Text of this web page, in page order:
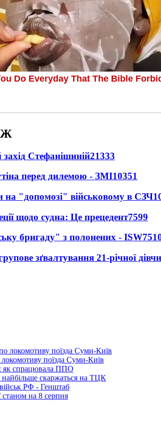
Стефанішиній21333
перед дилемою - ЗМІ10351
"допомозі" військовому в СЗЧ
щодо судна: Це прецедент7599
бригаду" з полонених - ISW
зґвалтування 21-річної
поїзда Суми-Київ
як спрацювала ППО
найбільше скаржаться на ТЦК
РФ - Генштаб
станом на 8 серпня